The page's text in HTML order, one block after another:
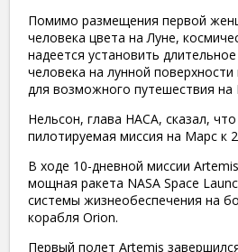
​Помимо размещения первой
человека цвета на Луне,
надеется установить
человека на лунной
для возможного путешествия на
​Нельсон, глава НАСА, сказал,
пилотируемая миссия на Марс к
​В ходе 10-дневной миссии
мощная ракета NASA Space
системы жизнеобеспечения на
корабля Orion.
​Первый полет Artemis